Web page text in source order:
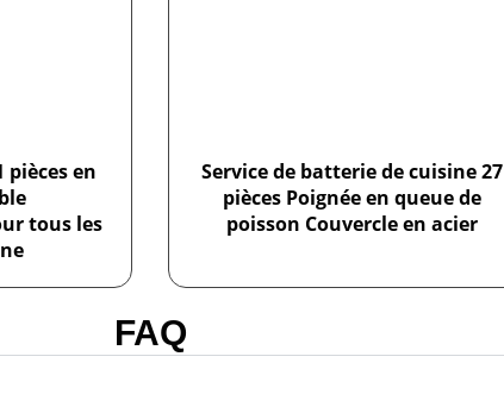
pièces en
tous les
Service de batterie de cuisine 27
pièces Poignée en queue de
poisson Couvercle en acier
FAQ